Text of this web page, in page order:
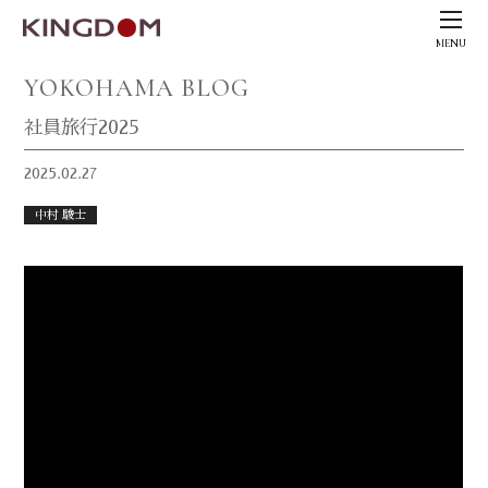
MENU
YOKOHAMA BLOG
社員旅行2025
2025.02.27
中村 駿士